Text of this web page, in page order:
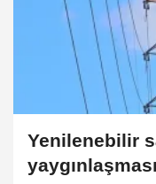
Yenilenebilir